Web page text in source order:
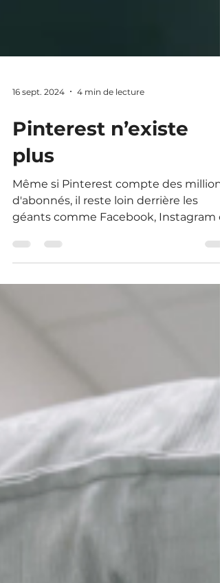
16 sept. 2024 4 min de lecture
Pinterest n’existe
plus
Même si Pinterest compte des
d'abonnés, il reste loin derrière les
géants comme Facebook, Instagram